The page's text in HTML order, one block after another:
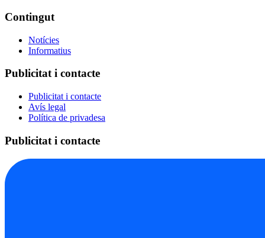
Contingut
Notícies
Informatius
Publicitat i contacte
Publicitat i contacte
Avís legal
Política de privadesa
Publicitat i contacte